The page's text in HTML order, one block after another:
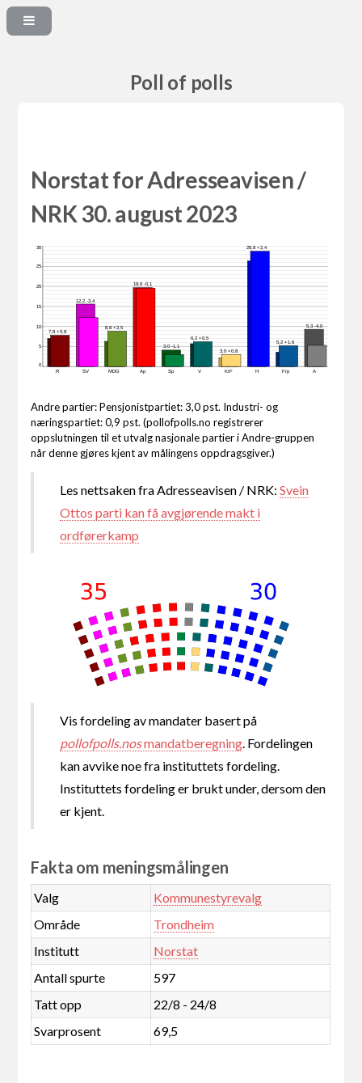
Poll of polls
Norstat for Adresseavisen /
NRK 30. august 2023
7,8 +0,8
12,2 -3,4
8,8 +2,5
19,6 -0,1
3,0 -1,1
6,2 +0,5
3,0 +0,8
28,8 +2,4
5,2 +1,6
5,3 -4,0
R SV MDG Ap Sp V KrF H Frp A
0
5
10
15
20
25
30
Andre partier: Pensjonistpartiet: 3,0 pst. Industri- og
næringspartiet: 0,9 pst. (pollofpolls.no registrerer
oppslutningen til et utvalg nasjonale partier i Andre-gruppen
når denne gjøres kjent av målingens oppdragsgiver.)
Les nettsaken fra Adresseavisen / NRK:Svein
Ottos parti kan få avgjørende makt i
ordførerkamp
Vis fordeling av mandater basert på
pollofpolls.nosmandatberegning . Fordelingen
kan avvike noe fra instituttets fordeling.
Instituttets fordeling er brukt under, dersom den
er kjent.
Fakta om meningsmålingen
Valg
Kommunestyrevalg
Område
Trondheim
Institutt
Norstat
Antall spurte
597
Tatt opp
22/8 - 24/8
Svarprosent
69,5